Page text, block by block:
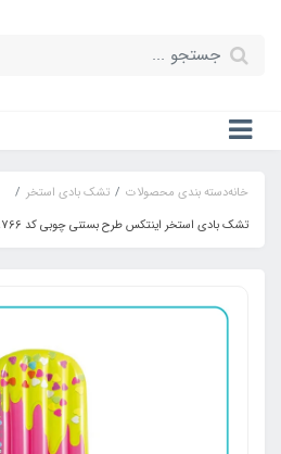
خانهدسته بندی محصولات
تشک بادی استخر
تشک بادی استخر اینتکس طرح بستنی چوبی کد 58766